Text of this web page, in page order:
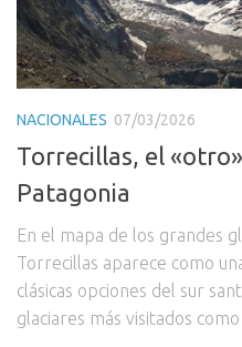
NACIONALES 07/03/2026
Torrecillas, el
Patagonia
En el mapa de los grandes
Torrecillas aparece como
clásicas opciones del sur
glaciares más visitados